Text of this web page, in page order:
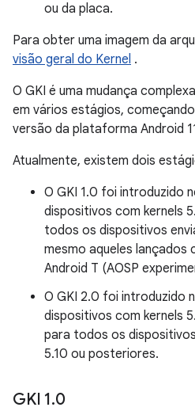
ou da placa.
Para obter uma imagem da
visão geral do Kernel .
O GKI é uma mudança
em vários estágios,
versão da plataforma Android
Atualmente, existem dois
O GKI 1.0 foi introduzido
dispositivos com kernels
todos os dispositivos
mesmo aqueles lançados
Android T (AOSP
O GKI 2.0 foi introduzido
dispositivos com kernels
para todos os
5.10 ou posteriores.
GKI 1.0